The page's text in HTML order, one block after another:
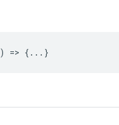
) => {...}